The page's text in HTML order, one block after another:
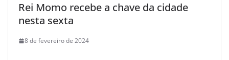
Rei Momo recebe a chave da cidade
nesta sexta
8 de fevereiro de 2024